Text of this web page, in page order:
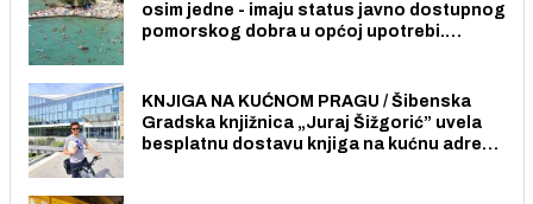
osim jedne - imaju status javno dostupnog
pomorskog dobra u općoj upotrebi.
KNJIGA NA KUĆNOM PRAGU / Šibenska
Gradska knjižnica „Juraj Šižgorić” uvela
besplatnu dostavu knjiga na kućnu adresu